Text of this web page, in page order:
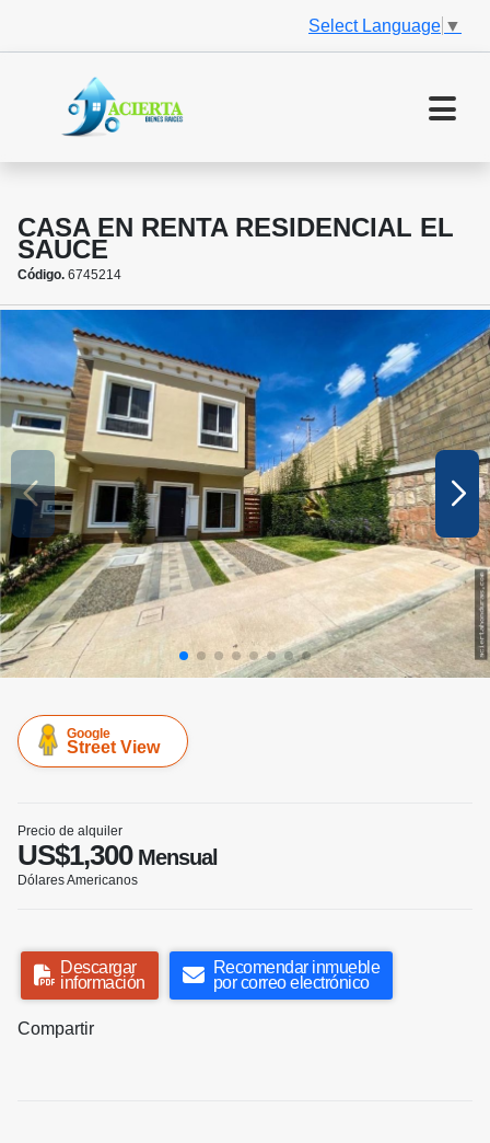
Select Language ▼
CASA EN RENTA RESIDENCIAL EL
SAUCE
Código. 6745214
Google
Street View
Precio de alquiler
US$1,300Mensual
Dólares Americanos
Descargar
información
Recomendar inmueble
por correo electrónico
Compartir